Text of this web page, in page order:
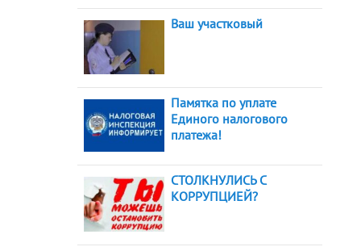
Ваш участковый
Памятка по уплате
Единого налогового
платежа!
СТОЛКНУЛИСЬ С
КОРРУПЦИЕЙ?